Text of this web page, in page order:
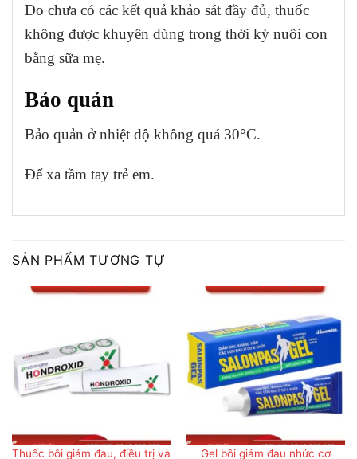
Do chưa có các kết quả khảo sát đầy đủ, thuốc
không được khuyên dùng trong thời kỳ nuôi con
bằng sữa mẹ.
Bảo quản
Bảo quản ở nhiệt độ không quá 30°C.
Để xa tầm tay trẻ em.
SẢN PHẨM TƯƠNG TỰ
Thuốc bôi giảm đau, điều trị và
Gel bôi giảm đau nhức cơ